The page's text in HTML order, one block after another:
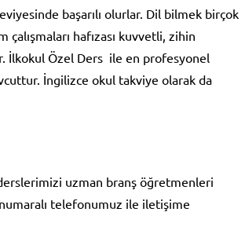
başarılı olurlar. Dil bilmek birçok
hafızası kuvvetli, zihin
İlkokul Özel Ders ile en profesyonel
İngilizce okul takviye olarak da
uzman branş öğretmenleri
telefonumuz ile iletişime